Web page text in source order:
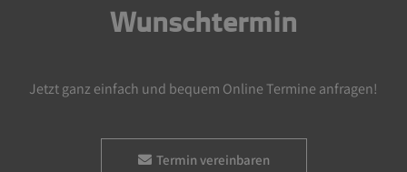
Wunschtermin
Jetzt ganz einfach und bequem Online Termine anfragen!
Termin vereinbaren